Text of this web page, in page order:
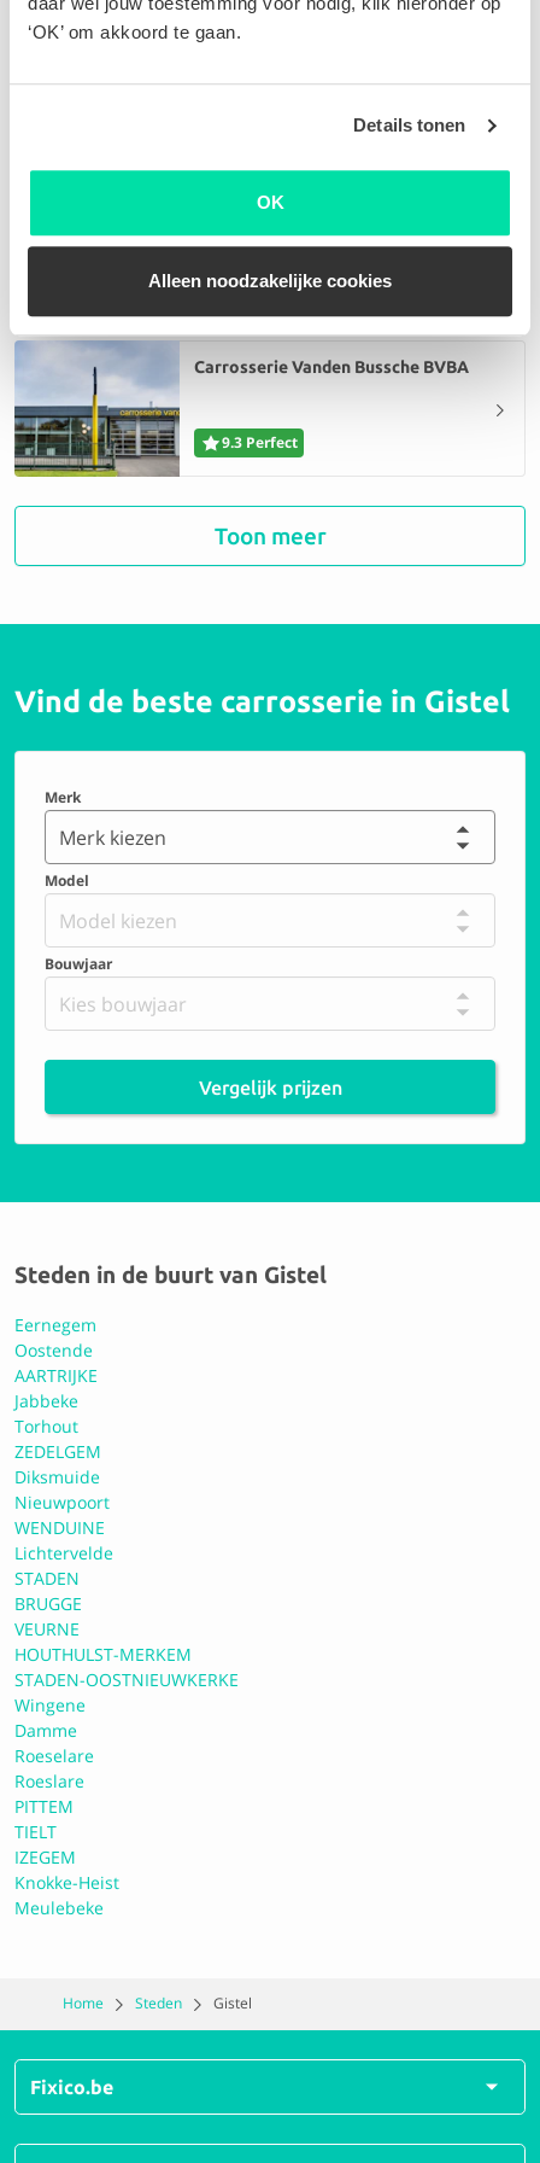
‘OK’ om akkoord te gaan.
Details tonen
OK
Alleen noodzakelijke cookies
Carrosserie Aernoudt
Vereenooghe Jabbeke
9.0 Uitstekend
Carrosserie Vanden Bussche BVBA
9.3 Perfect
ABS Carrosserie Peel - Noordzee
Snauwaert Autobedrijf BV
Carrosserie Vandenberghe
F. Voet bvba
9.8 Perfect
8.7 Uitstekend
Garage Tavernier - 123service
Toon meer
Vind de beste carrosserie in Gistel
Merk
Merk kiezen
Model
Model kiezen
Bouwjaar
Kies bouwjaar
Vergelijk prijzen
Steden in de buurt van Gistel
Eernegem
Oostende
AARTRIJKE
Jabbeke
Torhout
ZEDELGEM
Diksmuide
Nieuwpoort
WENDUINE
Lichtervelde
STADEN
BRUGGE
VEURNE
HOUTHULST-MERKEM
STADEN-OOSTNIEUWKERKE
Wingene
Damme
Roeselare
Roeslare
PITTEM
TIELT
IZEGEM
Knokke-Heist
Meulebeke
Home Steden Gistel
Fixico.be